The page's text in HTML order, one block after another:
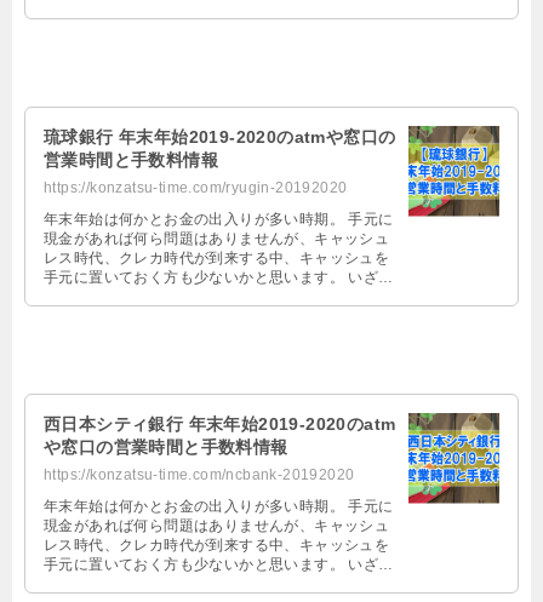
琉球銀行 年末年始2019-2020のatmや窓口の
営業時間と手数料情報
https://konzatsu-time.com/ryugin-20192020
年末年始は何かとお金の出入りが多い時期。 手元に
現金があれば何ら問題はありませんが、キャッシュ
レス時代、クレカ時代が到来する中、キャッシュを
手元に置いておく方も少ないかと思います。 いざ、
西日本シティ銀行 年末年始2019-2020のatm
や窓口の営業時間と手数料情報
https://konzatsu-time.com/ncbank-20192020
年末年始は何かとお金の出入りが多い時期。 手元に
現金があれば何ら問題はありませんが、キャッシュ
レス時代、クレカ時代が到来する中、キャッシュを
手元に置いておく方も少ないかと思います。 いざ、